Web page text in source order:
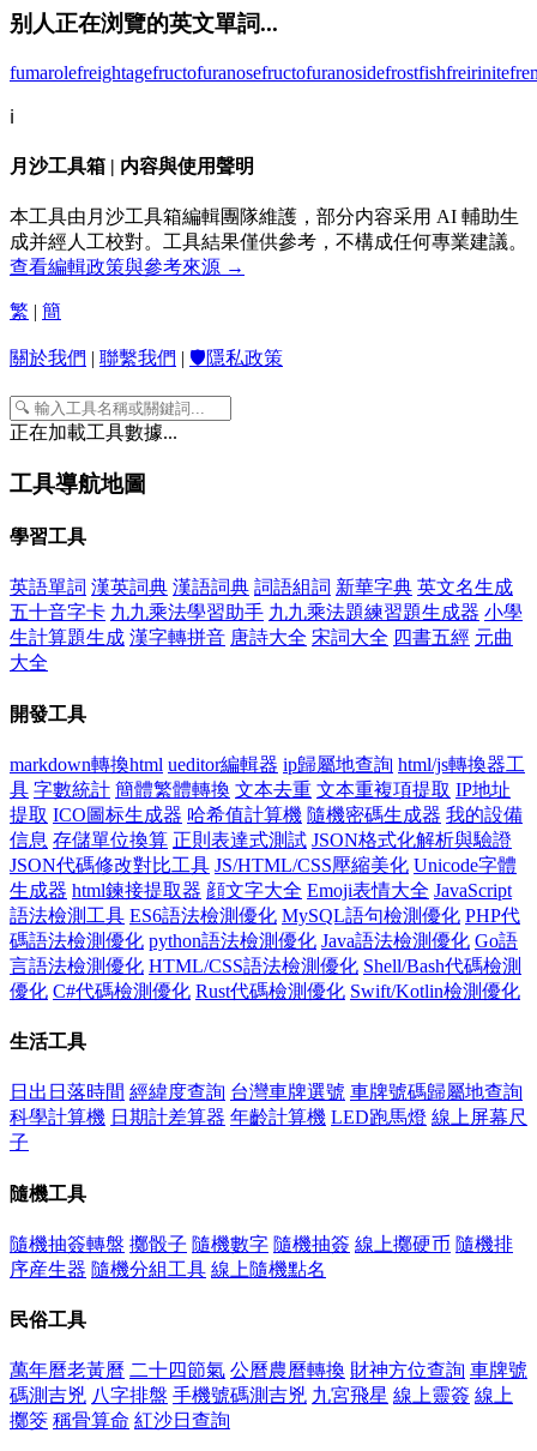
别人正在浏覽的英文單詞...
fumarolefreightagefructofuranosefructofuranosidefrostfishfreirinite
ℹ️
月沙工具箱 | 内容與使用聲明
本工具由月沙工具箱編輯團隊維護，部分内容采用 AI 輔助生
成并經人工校對。工具結果僅供參考，不構成任何專業建議。
查看編輯政策與參考來源 →
繁 | 簡
關於我們 | 聯繫我們 | 🛡️隱私政策
正在加載工具數據...
工具導航地圖
學習工具
英語單詞 漢英詞典 漢語詞典 詞語組詞 新華字典 英文名生成
五十音字卡 九九乘法學習助手 九九乘法題練習題生成器 小學
生計算題生成 漢字轉拼音 唐詩大全 宋詞大全 四書五經 元曲
大全
開發工具
markdown轉換html ueditor編輯器 ip歸屬地查詢 html/js轉換器工
具 字數統計 簡體繁體轉換 文本去重 文本重複項提取 IP地址
提取 ICO圖标生成器 哈希值計算機 隨機密碼生成器 我的設備
信息 存儲單位換算 正則表達式測試 JSON格式化解析與驗證
JSON代碼修改對比工具 JS/HTML/CSS壓縮美化 Unicode字體
生成器 html鍊接提取器 顔文字大全 Emoji表情大全 JavaScript
語法檢測工具 ES6語法檢測優化 MySQL語句檢測優化 PHP代
碼語法檢測優化 python語法檢測優化 Java語法檢測優化 Go語
言語法檢測優化 HTML/CSS語法檢測優化 Shell/Bash代碼檢測
優化 C#代碼檢測優化 Rust代碼檢測優化 Swift/Kotlin檢測優化
生活工具
日出日落時間 經緯度查詢 台灣車牌選號 車牌號碼歸屬地查詢
科學計算機 日期計差算器 年齡計算機 LED跑馬燈 線上屏幕尺
子
隨機工具
隨機抽簽轉盤 擲骰子 隨機數字 隨機抽簽 線上擲硬币 隨機排
序産生器 隨機分組工具 線上隨機點名
民俗工具
萬年曆老黃曆 二十四節氣 公曆農曆轉換 財神方位查詢 車牌號
碼測吉兇 八字排盤 手機號碼測吉兇 九宮飛星 線上靈簽 線上
擲筊 稱骨算命 紅沙日查詢